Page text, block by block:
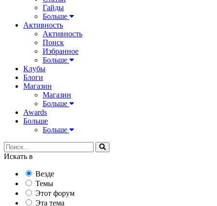
Гайды
Больше
Активность
Активность
Поиск
Избранное
Больше
Клубы
Блоги
Магазин
Магазин
Больше
Awards
Больше
Больше
Искать в
Везде
Темы
Этот форум
Эта тема